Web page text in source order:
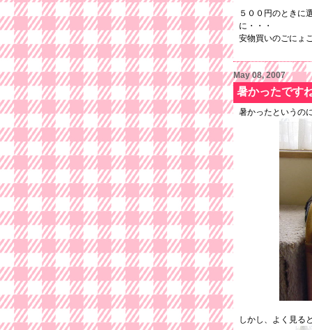
５００円のときに
に・・・
安物買いのごにょ
May 08, 2007
暑かったです
暑かったというの
しかし、よく見る